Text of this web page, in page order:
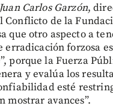
Juan Carlos Garzón,
Conflicto de la
que otro aspecto a
erradicación forzosa
porque la Fuerza
y evalúa los
esté
mostrar avances”.